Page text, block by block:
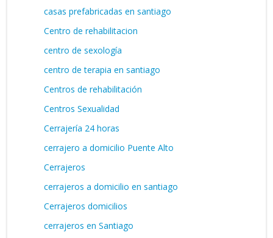
casas prefabricadas en santiago
Centro de rehabilitacion
centro de sexología
centro de terapia en santiago
Centros de rehabilitación
Centros Sexualidad
Cerrajería 24 horas
cerrajero a domicilio Puente Alto
Cerrajeros
cerrajeros a domicilio en santiago
Cerrajeros domicilios
cerrajeros en Santiago